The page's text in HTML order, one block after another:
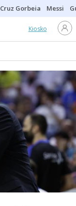
Cruz Gorbeia Messi
Kiosko